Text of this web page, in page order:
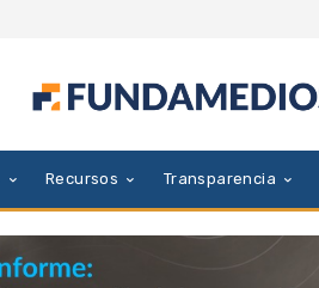
Recursos Transparencia